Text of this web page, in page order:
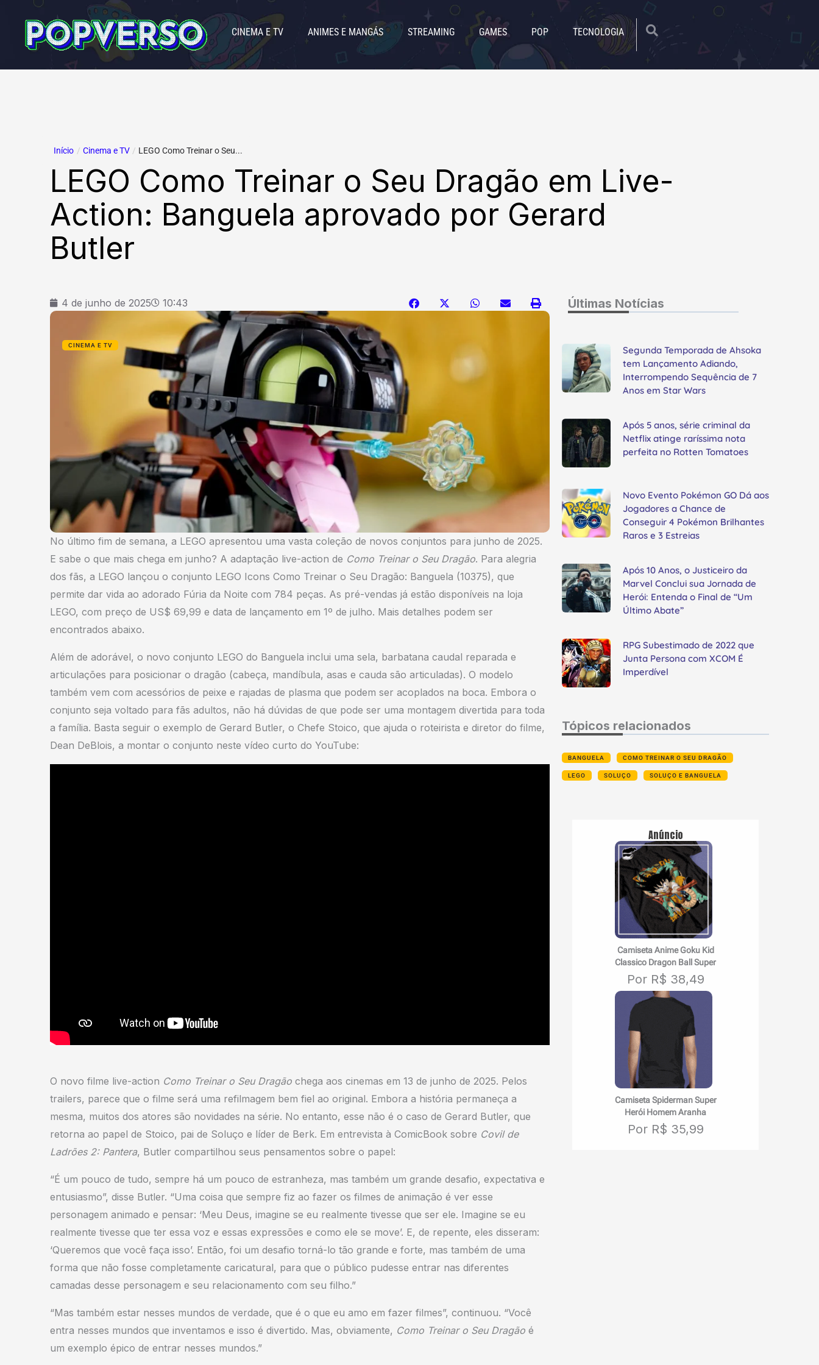
CINEMA E TV ANIMES E MANGÁS STREAMING GAMES POP TECNOLOGIA
Início / Cinema e TV / LEGO Como Treinar o Seu...
LEGO Como Treinar o Seu Dragão em Live-
Action: Banguela aprovado por Gerard
Butler
4 de junho de 2025 10:43
CINEMA E TV
No último fim de semana, a LEGO apresentou uma vasta coleção de novos conjuntos para junho de 2025.
E sabe o que mais chega em junho? A adaptação live-action de Como Treinar o Seu Dragão. Para alegria
dos fãs, a LEGO lançou o conjunto LEGO Icons Como Treinar o Seu Dragão: Banguela (10375), que
permite dar vida ao adorado Fúria da Noite com 784 peças. As pré-vendas já estão disponíveis na loja
LEGO, com preço de US$ 69,99 e data de lançamento em 1º de julho. Mais detalhes podem ser
encontrados abaixo.
Além de adorável, o novo conjunto LEGO do Banguela inclui uma sela, barbatana caudal reparada e
articulações para posicionar o dragão (cabeça, mandíbula, asas e cauda são articuladas). O modelo
também vem com acessórios de peixe e rajadas de plasma que podem ser acoplados na boca. Embora o
conjunto seja voltado para fãs adultos, não há dúvidas de que pode ser uma montagem divertida para toda
a família. Basta seguir o exemplo de Gerard Butler, o Chefe Stoico, que ajuda o roteirista e diretor do filme,
Dean DeBlois, a montar o conjunto neste vídeo curto do YouTube:
O novo filme live-action Como Treinar o Seu Dragão chega aos cinemas em 13 de junho de 2025. Pelos
trailers, parece que o filme será uma refilmagem bem fiel ao original. Embora a história permaneça a
mesma, muitos dos atores são novidades na série. No entanto, esse não é o caso de Gerard Butler, que
retorna ao papel de Stoico, pai de Soluço e líder de Berk. Em entrevista à ComicBook sobre Covil de
Ladrões 2: Pantera, Butler compartilhou seus pensamentos sobre o papel:
“É um pouco de tudo, sempre há um pouco de estranheza, mas também um grande desafio, expectativa e
entusiasmo”, disse Butler. “Uma coisa que sempre fiz ao fazer os filmes de animação é ver esse
personagem animado e pensar: ‘Meu Deus, imagine se eu realmente tivesse que ser ele. Imagine se eu
realmente tivesse que ter essa voz e essas expressões e como ele se move’. E, de repente, eles disseram:
‘Queremos que você faça isso’. Então, foi um desafio torná-lo tão grande e forte, mas também de uma
forma que não fosse completamente caricatural, para que o público pudesse entrar nas diferentes
camadas desse personagem e seu relacionamento com seu filho.”
“Mas também estar nesses mundos de verdade, que é o que eu amo em fazer filmes”, continuou. “Você
entra nesses mundos que inventamos e isso é divertido. Mas, obviamente, Como Treinar o Seu Dragão é
um exemplo épico de entrar nesses mundos.”
Últimas Notícias
Segunda Temporada de Ahsoka
tem Lançamento Adiando,
Interrompendo Sequência de 7
Anos em Star Wars
Após 5 anos, série criminal da
Netflix atinge raríssima nota
perfeita no Rotten Tomatoes
Novo Evento Pokémon GO Dá aos
Jogadores a Chance de
Conseguir 4 Pokémon Brilhantes
Raros e 3 Estreias
Após 10 Anos, o Justiceiro da
Marvel Conclui sua Jornada de
Herói: Entenda o Final de “Um
Último Abate”
RPG Subestimado de 2022 que
Junta Persona com XCOM É
Imperdível
Tópicos relacionados
BANGUELA COMO TREINAR O SEU DRAGÃO
LEGO SOLUÇO SOLUÇO E BANGUELA
Anúncio
Camiseta Anime Goku Kid
Classico Dragon Ball Super
Por R$ 38,49
Camiseta Spiderman Super
Herói Homem Aranha
Por R$ 35,99